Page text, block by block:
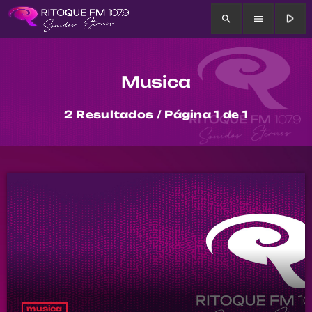
search menu play_arrow
Musica
2 Resultados / Página 1 de 1
musica